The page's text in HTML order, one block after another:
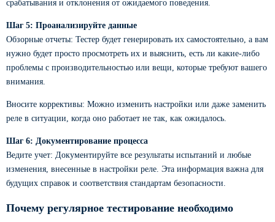
срабатывания и отклонения от ожидаемого поведения.
Шаг 5: Проанализируйте данные
Обзорные отчеты: Тестер будет генерировать их самостоятельно, а вам
нужно будет просто просмотреть их и выяснить, есть ли какие-либо
проблемы с производительностью или вещи, которые требуют вашего
внимания.
Вносите коррективы: Можно изменить настройки или даже заменить
реле в ситуации, когда оно работает не так, как ожидалось.
Шаг 6: Документирование процесса
Ведите учет: Документируйте все результаты испытаний и любые
изменения, внесенные в настройки реле. Эта информация важна для
будущих справок и соответствия стандартам безопасности.
Почему регулярное тестирование необходимо